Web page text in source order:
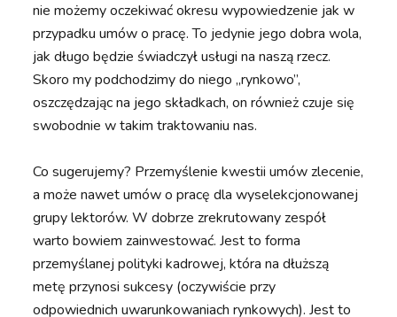
nie możemy oczekiwać okresu wypowiedzenie jak w
przypadku umów o pracę. To jedynie jego dobra wola,
jak długo będzie świadczył usługi na naszą rzecz.
Skoro my podchodzimy do niego „rynkowo”,
oszczędzając na jego składkach, on również czuje się
swobodnie w takim traktowaniu nas.
Co sugerujemy? Przemyślenie kwestii umów zlecenie,
a może nawet umów o pracę dla wyselekcjonowanej
grupy lektorów. W dobrze zrekrutowany zespół
warto bowiem zainwestować. Jest to forma
przemyślanej polityki kadrowej, która na dłuższą
metę przynosi sukcesy (oczywiście przy
odpowiednich uwarunkowaniach rynkowych). Jest to